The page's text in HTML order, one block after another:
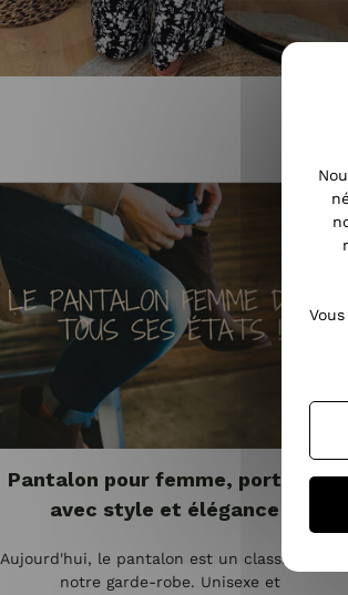
Pantalon pour femme, portez-le
avec style et élégance !
Aujourd'hui, le pantalon est un classique de
notre garde-robe. Unisexe et